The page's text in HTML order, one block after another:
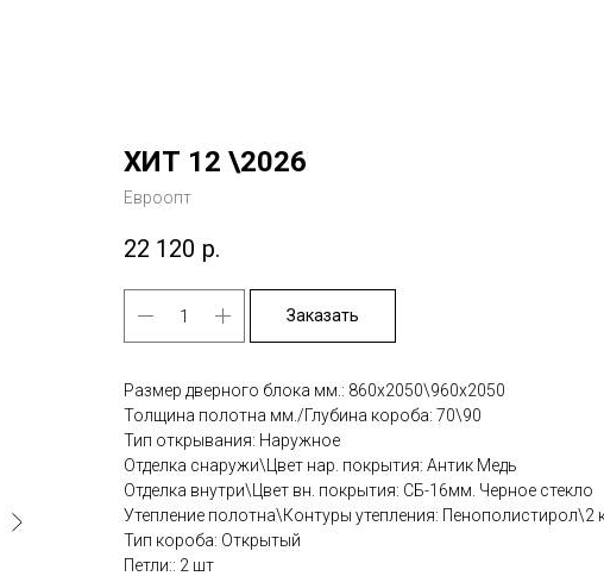
ХИТ 12 \2026
Евроопт
22 120 р.
Заказать
Размер дверного блока мм.: 860х2050\960х2050
Толщина полотна мм./Глубина короба: 70\90
Тип открывания: Наружное
Отделка снаружи\Цвет нар. покрытия: Антик Медь
Отделка внутри\Цвет вн. покрытия: СБ-16мм. Черное стекло
Утепление полотна\Контуры утепления: Пенополистирол\2
Тип короба: Открытый
Петли:: 2 шт